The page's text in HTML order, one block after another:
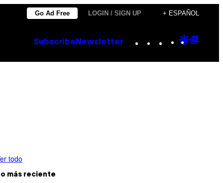
Go Ad Free LOGIN / SIGN UP + ESPAÑOL
Subscribe Newsletter Instagram
TikTok
YouTube
Google
todo
más reciente